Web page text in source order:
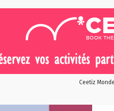
Ceetiz Monde